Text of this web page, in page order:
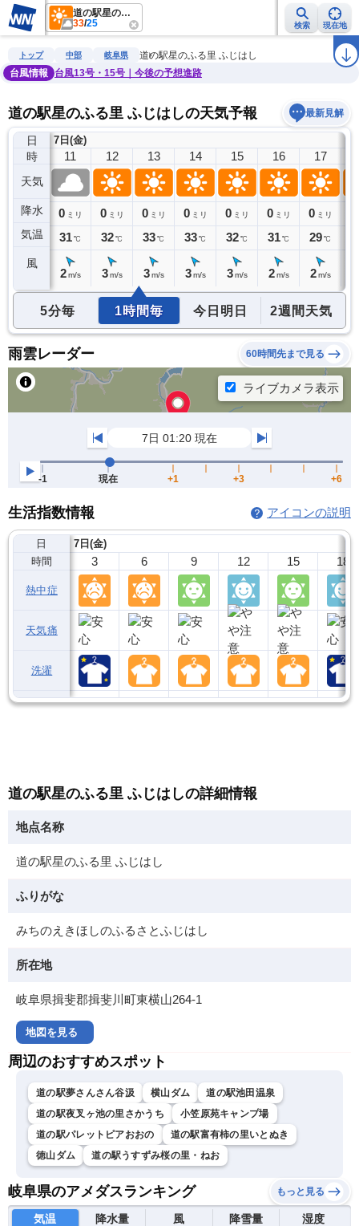
道の駅星のふる里 ふじはし
33/25 検索 現在地
雨雲レーダー 台風情報 地震情報 警報・注意報 ラ
トップ 中部 岐阜県
道の駅星のふる里 ふじはし
台風情報
台風13号・15号｜今後の予想進路
道の駅星のふる里 ふじはしの天気予報 最新見解
日
時
天気
降水
気温
風
7日(金)
10
0ミリ
30℃
11
0 ミリ
31℃
2 m/s
12
0 ミリ
32℃
3 m/s
13
0 ミリ
33℃
3 m/s
14
0 ミリ
33℃
3 m/s
15
0 ミリ
32℃
3 m/s
16
0 ミリ
31℃
2 m/s
17
0 ミリ
29℃
2 m/s
5分毎 1時間毎 今日明日 2週間天気
雨雲レーダー 60時間先まで見る
生活指数情報 アイコンの説明
日
時間
熱中症
天気痛
洗濯
7日(金)
3 6 9 12 15 18
道の駅星のふる里 ふじはしの詳細情報
地点名称
道の駅星のふる里 ふじはし
ふりがな
みちのえきほしのふるさとふじはし
所在地
岐阜県揖斐郡揖斐川町東横山264-1
地図を見る
周辺のおすすめスポット
道の駅夢さんさん谷汲 横山ダム
道の駅池田温泉
道の駅夜叉ヶ池の里さかうち
小笠原苑キャンプ場
道の駅パレットピアおおの
道の駅富有柿の里いとぬき
徳山ダム
道の駅うすずみ桜の里・ねお
岐阜県のアメダスランキング もっと見る
気温 降水量 風 降雪量 湿度